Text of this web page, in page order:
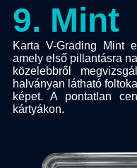
9. Mint
Karta V-Grading Mint
amely első pillantásra
közelebbről
halványan látható
képet. A pontatlan
kártyákon.